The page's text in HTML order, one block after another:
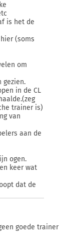
is het de
(soms
om
gezien.
in de CL
trainer is)
van
aan de
ogen.
keer wat
dat de
goede trainer